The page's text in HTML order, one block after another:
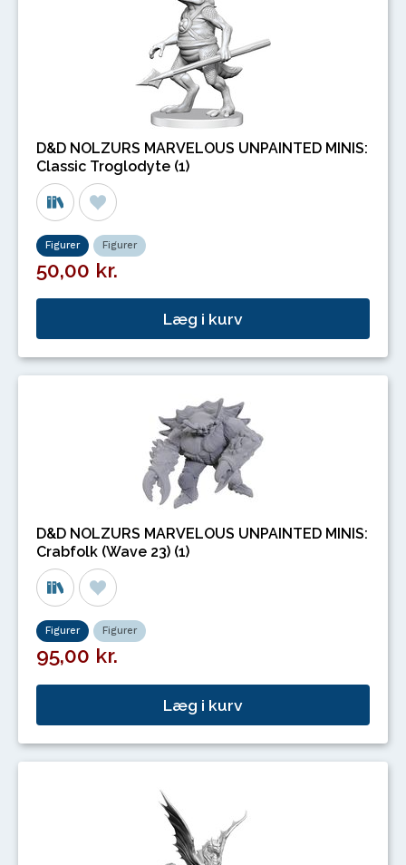
D&D NOLZURS MARVELOUS UNPAINTED MINIS:
Classic Troglodyte (1)
Figurer Figurer
50,00 kr.
Læg i kurv
D&D NOLZURS MARVELOUS UNPAINTED MINIS:
Crabfolk (Wave 23) (1)
Figurer Figurer
95,00 kr.
Læg i kurv